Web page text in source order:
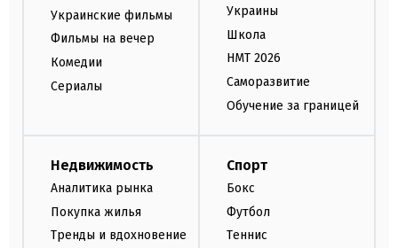
Украинские фильмы
Фильмы на вечер
Комедии
Сериалы
Украины
Школа
НМТ 2026
Саморазвитие
Обучение за границей
Недвижимость
Аналитика рынка
Покупка жилья
Тренды и вдохновение
Спорт
Бокс
Футбол
Теннис